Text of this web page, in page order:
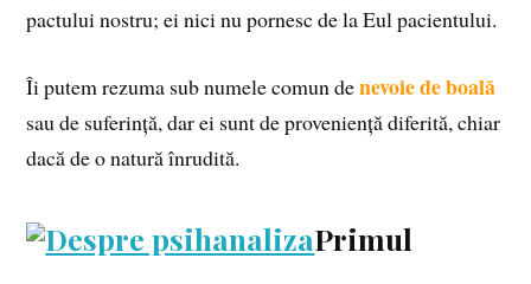
pactului nostru; ei nici nu pornesc de la Eul pacientului.
Îi putem rezuma sub numele comun denevoie de boală
sau de suferință, dar ei sunt de proveniență diferită, chiar
dacă de o natură înrudită.
Primul